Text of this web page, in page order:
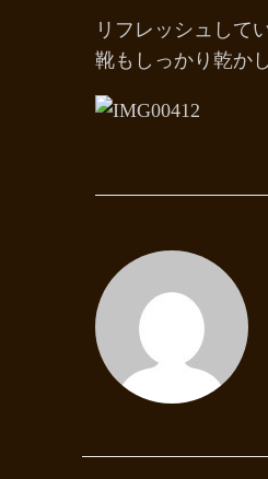
リフレッシュして
靴もしっかり乾か